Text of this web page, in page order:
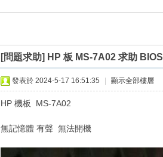
[問題求助] HP 板 MS-7A02 求助 BIOS
發表於 2024-5-17 16:51:35 顯示全部樓層
HP 機板 MS-7A02
無記憶體 有聲 無法開機